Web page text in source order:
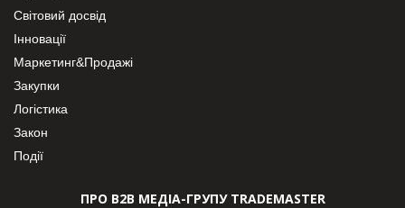
Світовий досвід
Інновації
Маркетинг&Продажі
Закупки
Логістика
Закон
Події
ПРО В2В МЕДІА-ГРУПУ TRADEMASTER